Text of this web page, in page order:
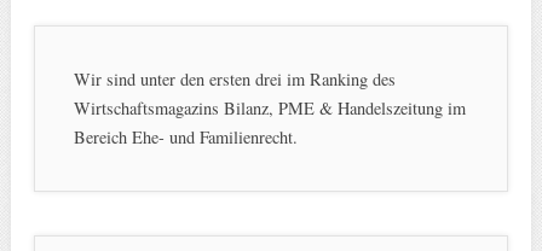
Wir sind unter den ersten drei im Ranking des
Wirtschaftsmagazins Bilanz, PME & Handelszeitung im
Bereich Ehe- und Familienrecht.